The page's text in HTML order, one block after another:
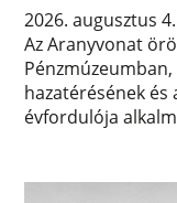
2026. augusztus
Az Aranyvonat
hazatérésének és
évfordulója